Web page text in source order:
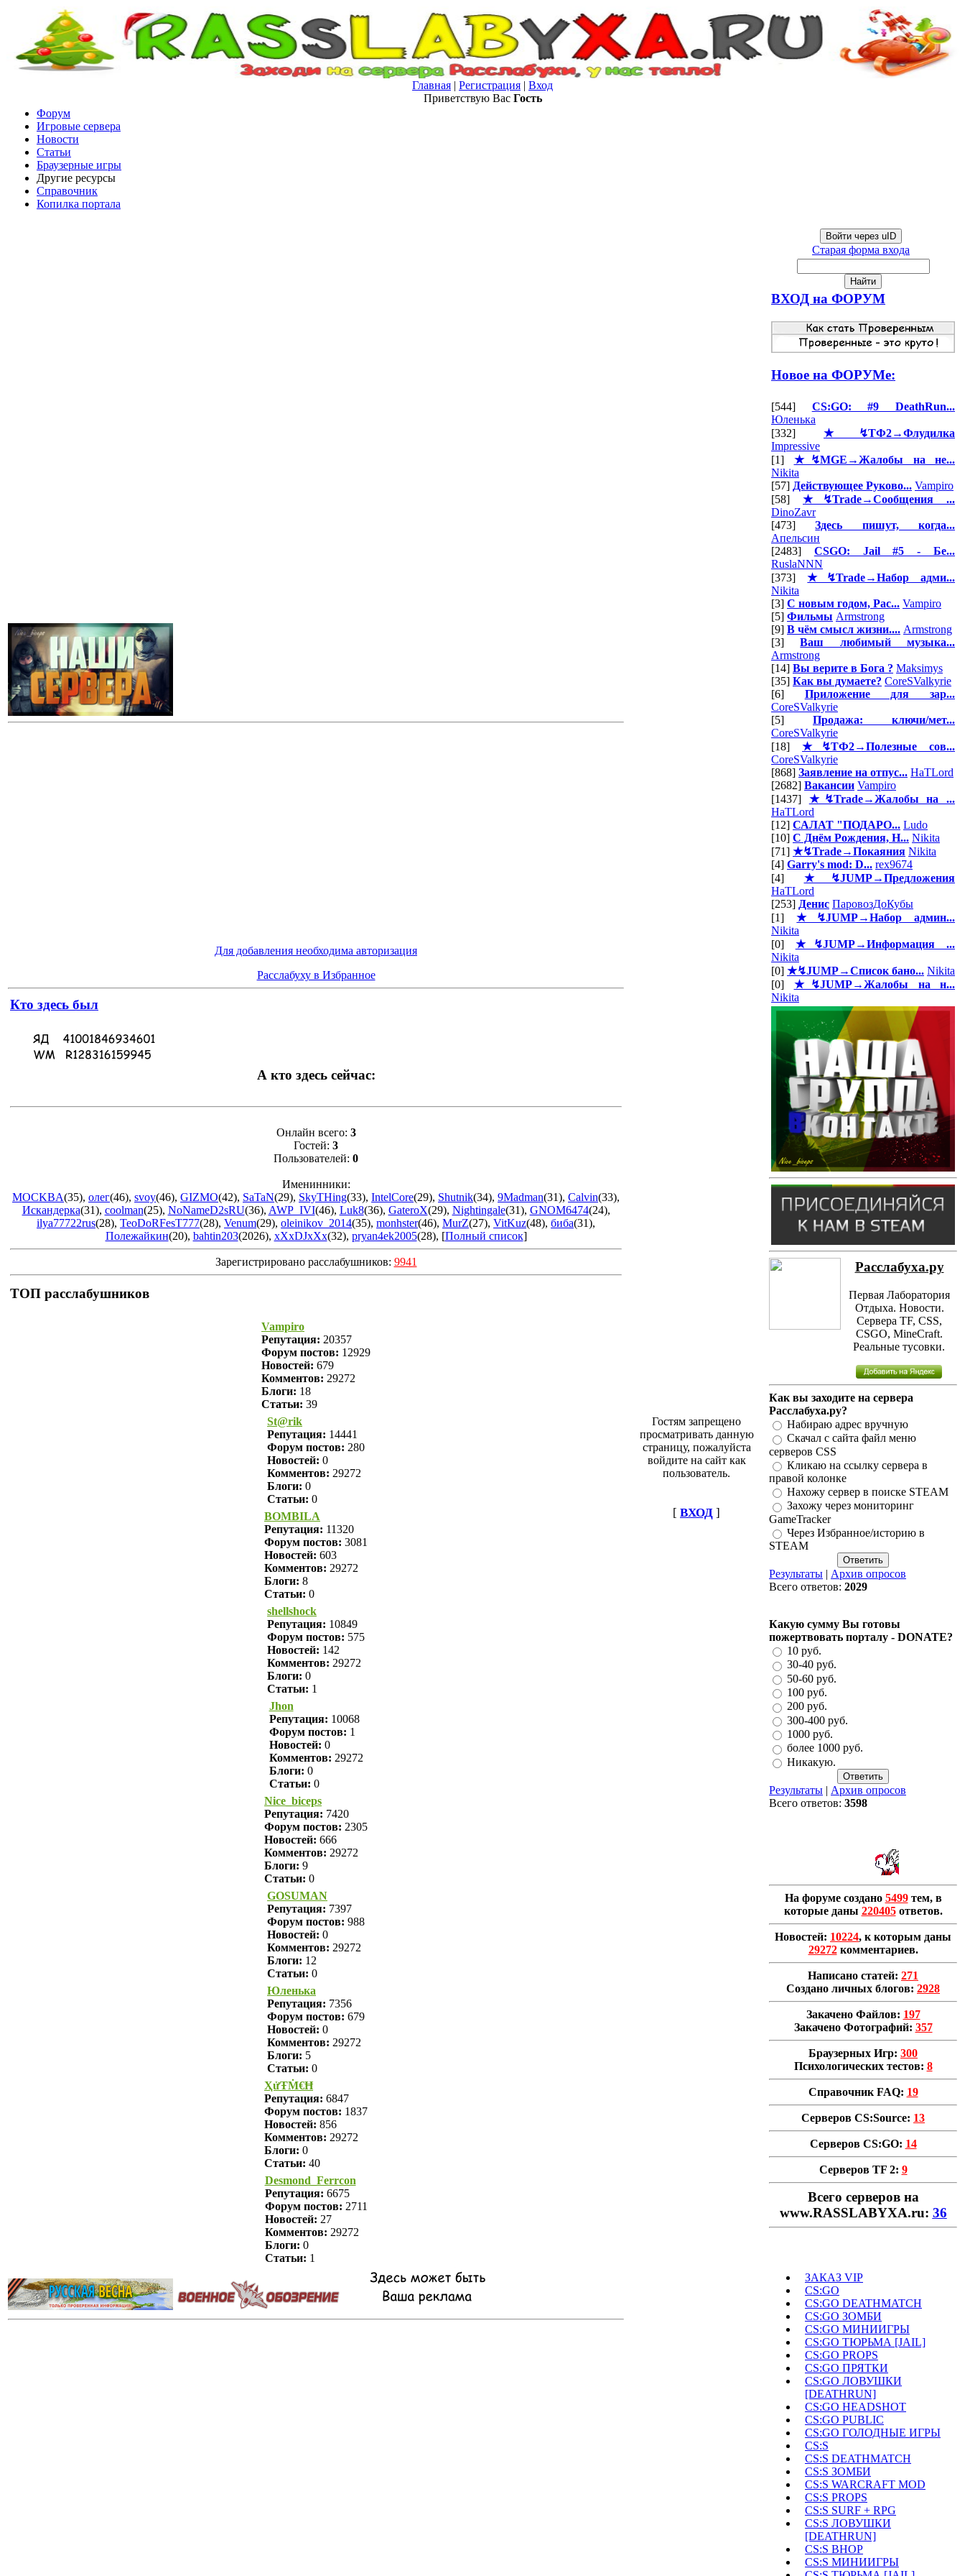
Главная | Регистрация | Вход
Приветствую Вас Гость
Форум
Игровые сервера
Новости
Статьи
Браузерные игры
Другие ресурсы
Справочник
Копилка портала
Для добавления необходима авторизация
Расслабуху в Избранное
Кто здесь был
А кто здесь сейчас:
Онлайн всего: 3
Гостей: 3
Пользователей: 0
Именинники:
MOCKBA(35), олег(46), svoy(46), GIZMO(42), SaTaN(29), SkyTHing(33), IntelCore(29), Shutnik(34), 9Madman(31), Calvin(33),
Искандерка(31), coolman(25), NoNameD2sRU(36), AWP_IVI(46), Luk8(36), GateroX(29), Nightingale(31), GNOM6474(24),
ilya77722rus(28), TeoDoRFesT777(28), Venum(29), oleinikov_2014(35), monhster(46), MurZ(27), VitKuz(48), биба(31),
Полежайкин(20), bahtin203(2026), xXxDJxXx(32), pryan4ek2005(28), [Полный список]
Зарегистрировано расслабушников: 9941
ТОП расслабушников
Vampiro
Репутация: 20357
Форум постов: 12929
Новостей: 679
Комментов: 29272
Блоги: 18
Статьи: 39
St@rik
Репутация: 14441
Форум постов: 280
Новостей: 0
Комментов: 29272
Блоги: 0
Статьи: 0
BOMBILA
Репутация: 11320
Форум постов: 3081
Новостей: 603
Комментов: 29272
Блоги: 8
Статьи: 0
shellshock
Репутация: 10849
Форум постов: 575
Новостей: 142
Комментов: 29272
Блоги: 0
Статьи: 1
Jhon
Репутация: 10068
Форум постов: 1
Новостей: 0
Комментов: 29272
Блоги: 0
Статьи: 0
Nice_biceps
Репутация: 7420
Форум постов: 2305
Новостей: 666
Комментов: 29272
Блоги: 9
Статьи: 0
GOSUMAN
Репутация: 7397
Форум постов: 988
Новостей: 0
Комментов: 29272
Блоги: 12
Статьи: 0
Юленька
Репутация: 7356
Форум постов: 679
Новостей: 0
Комментов: 29272
Блоги: 5
Статьи: 0
ҲửŦṀ€Ħ
Репутация: 6847
Форум постов: 1837
Новостей: 856
Комментов: 29272
Блоги: 0
Статьи: 40
Desmond_Ferrcon
Репутация: 6675
Форум постов: 2711
Новостей: 27
Комментов: 29272
Блоги: 0
Статьи: 1
Гостям запрещено
просматривать данную
страницу, пожалуйста
войдите на сайт как
пользователь.
[ ВХОД ]
Войти через uID
Старая форма входа
ВХОД на ФОРУМ
Новое на ФОРУМе:
[544] CS:GO: #9 DeathRun...
Юленька
[332] ★↯ТФ2→Флудилка
Impressive
[1] ★↯MGE→Жалобы на не...
Nikita
[57] Действующее Руково... Vampiro
[58] ★↯Trade→Сообщения ...
DinoZavr
[473]Здесь пишут, когда...
Апельсин
[2483] CSGO: Jail #5 - Бе...
RuslaNNN
[373]★↯Trade→Набор адми...
Nikita
[3] С новым годом, Рас... Vampiro
[5] Фильмы Armstrong
[9] В чём смысл жизни.... Armstrong
[3]Ваш любимый музыка...
Armstrong
[14] Вы верите в Бога ? Maksimys
[35] Как вы думаете? CoreSValkyrie
[6] Приложение для зар...
CoreSValkyrie
[5] Продажа: ключи/мет...
CoreSValkyrie
[18] ★↯ТФ2→Полезные сов...
CoreSValkyrie
[868] Заявление на отпус... HaTLord
[2682] Вакансии Vampiro
[1437] ★↯Trade→Жалобы на ...
HaTLord
[12] САЛАТ "ПОДАРО... Ludo
[10] С Днём Рождения, Н... Nikita
[71] ★↯Trade→Покаяния Nikita
[4] Garry's mod: D... rex9674
[4] ★↯JUMP→Предложения
HaTLord
[253] Денис ПаровозДоКубы
[1]★↯JUMP→Набор админ...
Nikita
[0] ★↯JUMP→Информация ...
Nikita
[0] ★↯JUMP→Список бано... Nikita
[0] ★↯JUMP→Жалобы на н...
Nikita
Расслабуха.ру
Первая Лаборатория
Отдыха. Новости.
Сервера TF, CSS,
CSGO, MineCraft.
Реальные тусовки.
Как вы заходите на сервера
Расслабуха.ру?
Набираю адрес вручную
Скачал с сайта файл меню
серверов CSS
Кликаю на ссылку сервера в
правой колонке
Нахожу сервер в поиске STEAM
Захожу через мониторинг
GameTracker
Через Избранное/историю в
STEAM
Результаты | Архив опросов
Всего ответов: 2029
Какую сумму Вы готовы
пожертвовать порталу - DONATE?
10 руб.
30-40 руб.
50-60 руб.
100 руб.
200 руб.
300-400 руб.
1000 руб.
более 1000 руб.
Никакую.
Результаты | Архив опросов
Всего ответов: 3598
На форуме создано 5499тем, в
которые даны 220405ответов.
Новостей: 10224, к которым даны
29272комментариев.
Написано статей: 271
Создано личных блогов: 2928
Закачено Файлов: 197
Закачено Фотографий: 357
Браузерных Игр: 300
Психологических тестов: 8
Справочник FAQ: 19
Серверов CS:Source: 13
Серверов CS:GO: 14
Серверов TF 2: 9
Всего cерверов на
www.RASSLABYXA.ru: 36
ЗАКАЗ VIP
CS:GO
CS:GO DEATHMATCH
CS:GO ЗОМБИ
CS:GO МИНИИГРЫ
CS:GO ТЮРЬМА [JAIL]
CS:GO PROPS
CS:GO ПРЯТКИ
CS:GO ЛОВУШКИ
[DEATHRUN]
CS:GO HEADSHOT
CS:GO PUBLIC
CS:GO ГОЛОДНЫЕ ИГРЫ
CS:S
CS:S DEATHMATCH
CS:S ЗОМБИ
CS:S WARCRAFT MOD
CS:S PROPS
CS:S SURF + RPG
CS:S ЛОВУШКИ
[DEATHRUN]
CS:S BHOP
CS:S МИНИИГРЫ